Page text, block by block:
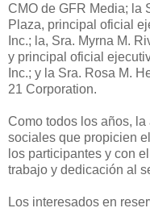
CMO de GFR Media; la
Plaza, principal oficial e
Inc.; la, Sra. Myrna M.
y principal oficial e
Inc.; y la Sra. Rosa M.
21 Corporation.
Como todos los años,
sociales que propicien el
los participantes y con
trabajo y dedicación al
Los interesados en